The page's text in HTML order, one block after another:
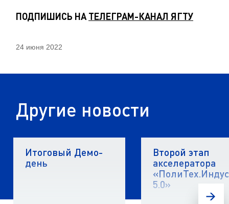
ПОДПИШИСЬ НАТЕЛЕГРАМ-КАНАЛ ЯГТУ
24 июня 2022
Другие новости
Итоговый Демо-
день
Второй этап
акселератора
5.0»